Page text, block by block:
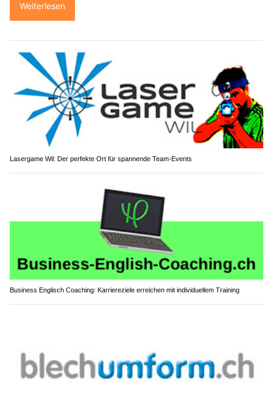
Weiterlesen
Lasergame Wil: Der perfekte Ort für spannende Team-Events
Business Englisch Coaching: Karriereziele erreichen mit individuellem Training